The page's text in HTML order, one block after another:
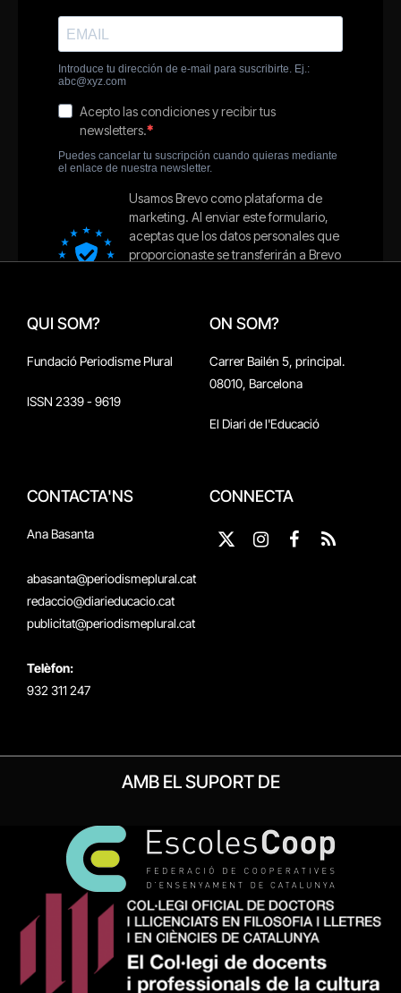
QUI SOM?
Fundació Periodisme Plural
ISSN 2339 - 9619
ON SOM?
Carrer Bailén 5, principal.
08010, Barcelona
El Diari de l'Educació
CONTACTA'NS
Ana Basanta
abasanta@periodismeplural.cat
redaccio@diarieducacio.cat
publicitat@periodismeplural.cat
Telèfon:
932 311 247
CONNECTA
X
Instagram
Facebook
RSS
AMB EL SUPORT DE